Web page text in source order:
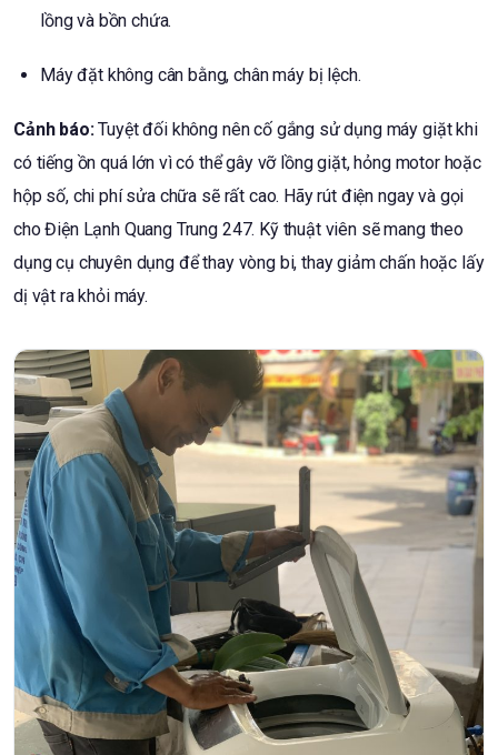
lồng và bồn chứa.
Máy đặt không cân bằng, chân máy bị lệch.
Cảnh báo:Tuyệt đối không nên cố gắng sử dụng máy giặt khi
có tiếng ồn quá lớn vì có thể gây vỡ lồng giặt, hỏng motor hoặc
hộp số, chi phí sửa chữa sẽ rất cao. Hãy rút điện ngay và gọi
cho Điện Lạnh Quang Trung 247. Kỹ thuật viên sẽ mang theo
dụng cụ chuyên dụng để thay vòng bi, thay giảm chấn hoặc lấy
dị vật ra khỏi máy.